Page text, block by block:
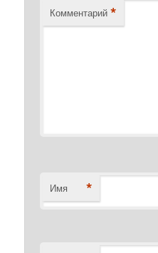
Комментарий *
Имя *